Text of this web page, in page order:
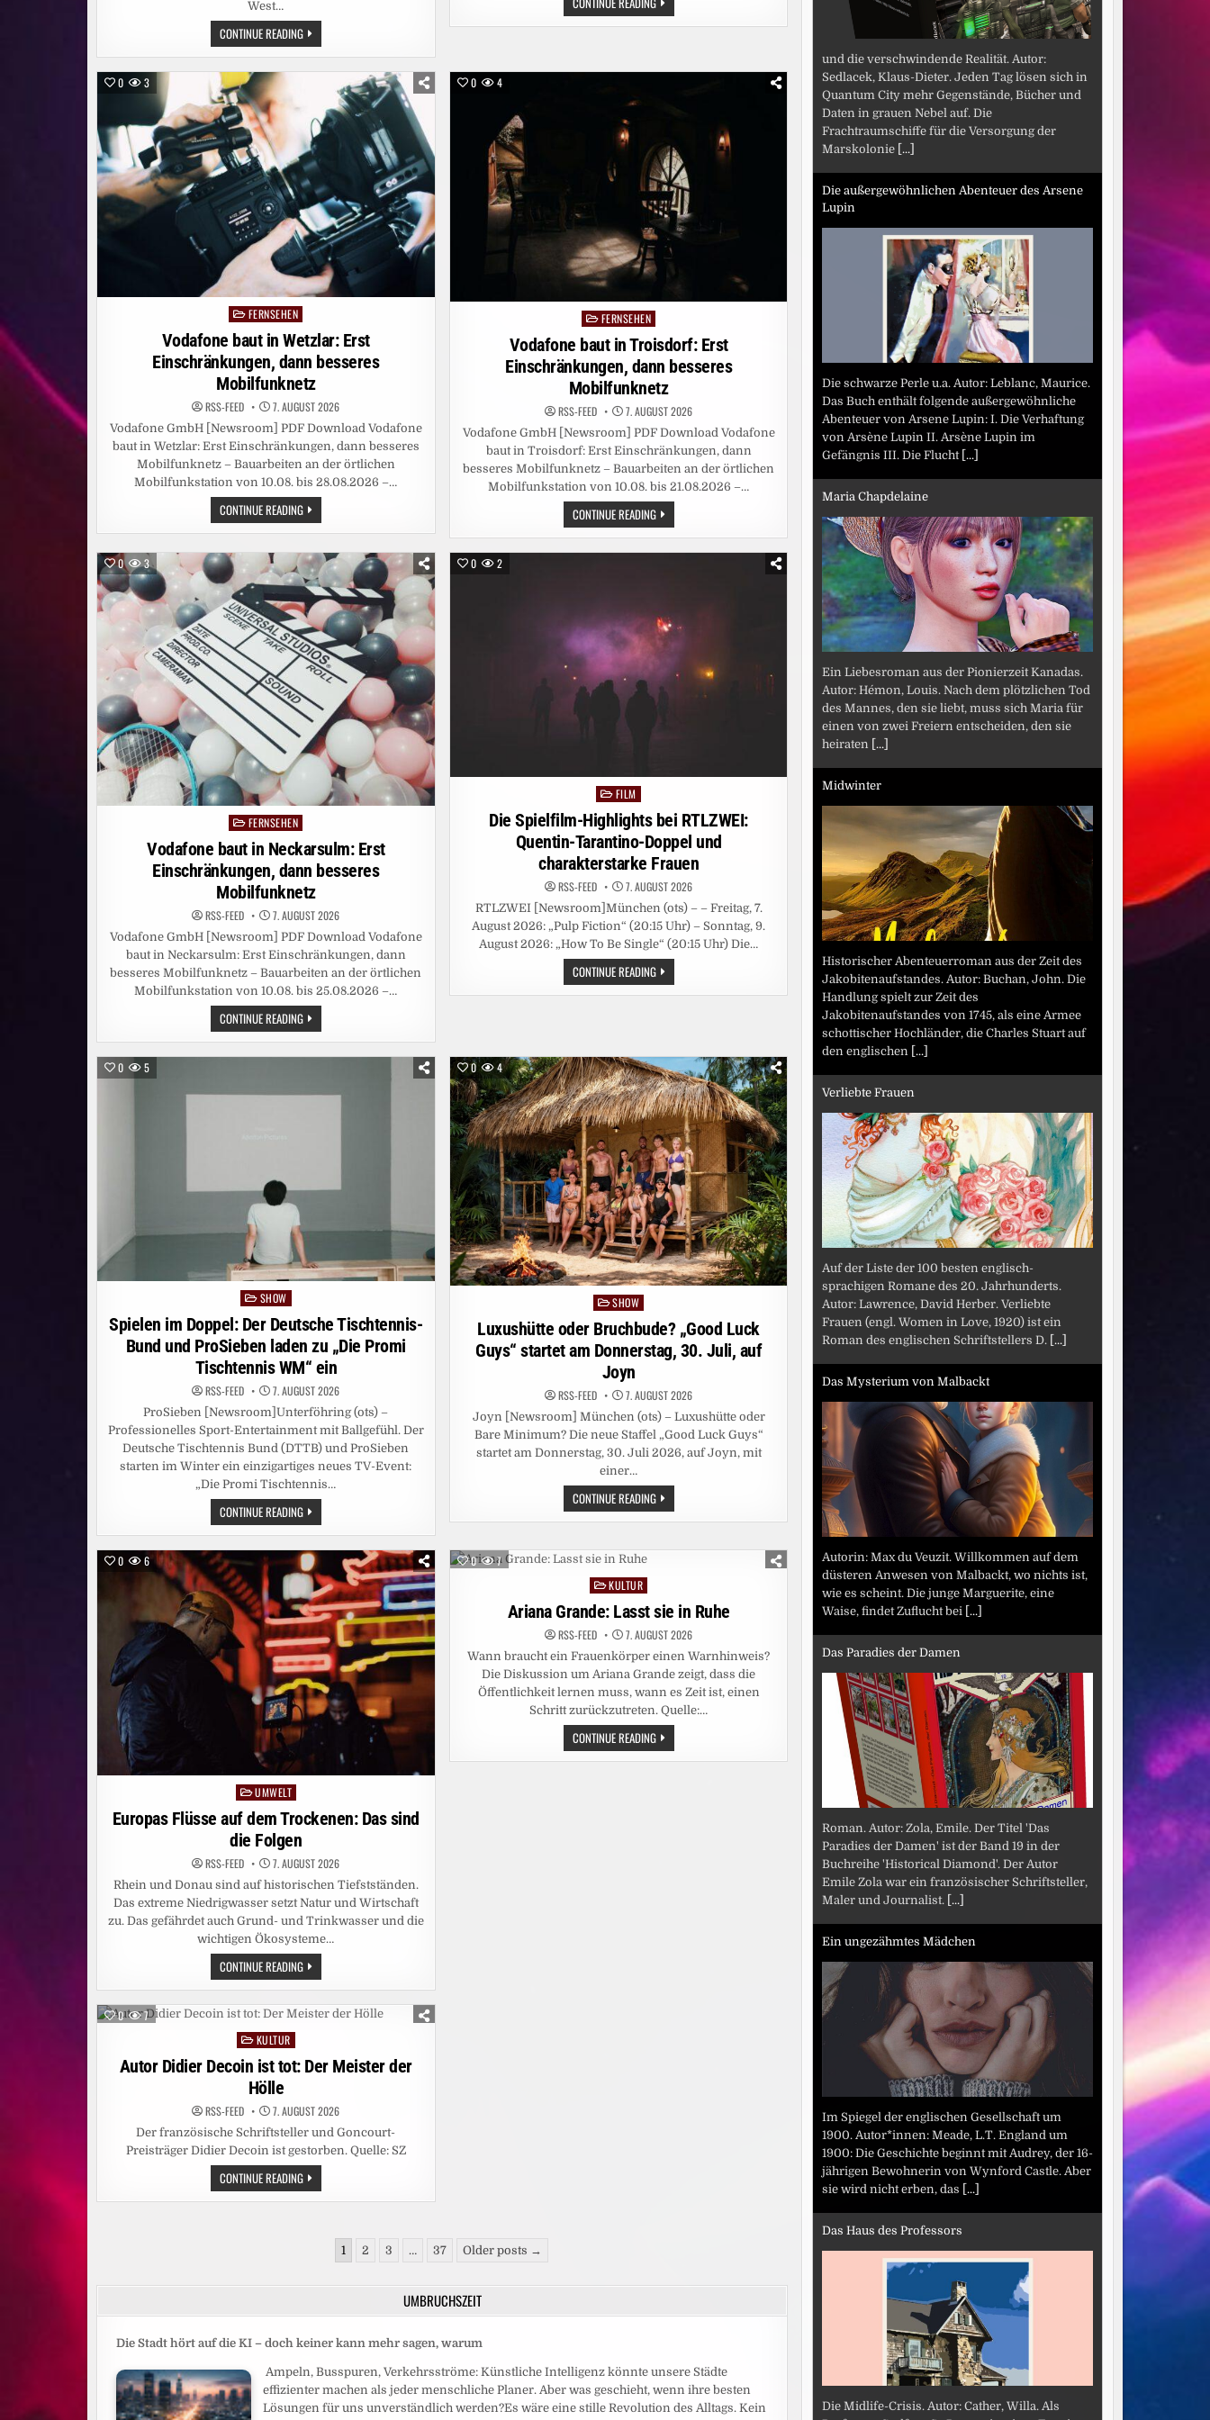
West…
CONTINUE READINGSIENNA
MILLER
UND
DOMINIC
OKTOBER
DEN
CAST
DER
SKY
ORIGINAL
SERIE
„WAR“
AN
BAUT
IN
DANN
0 3
Posted
in
FERNSEHEN
Vodafone baut in Wetzlar: Erst
Einschränkungen, dann besseres
Mobilfunknetz
RSS-FEED 7. AUGUST 2026
Vodafone GmbH [Newsroom] PDF Download Vodafone
baut in Wetzlar: Erst Einschränkungen, dann besseres
Mobilfunknetz – Bauarbeiten an der örtlichen
Mobilfunkstation von 10.08. bis 28.08.2026 –…
CONTINUE READINGVODAFONE
BAUT
IN
ERST
EINSCHRÄNKUNGEN,
DANN
BESSERES
MOBILFUNKNETZ
0 4
Posted
in
FERNSEHEN
Vodafone baut in Troisdorf: Erst
Einschränkungen, dann besseres
Mobilfunknetz
RSS-FEED 7. AUGUST 2026
Vodafone GmbH [Newsroom] PDF Download Vodafone
baut in Troisdorf: Erst Einschränkungen, dann
besseres Mobilfunknetz – Bauarbeiten an der örtlichen
Mobilfunkstation von 10.08. bis 21.08.2026 –…
CONTINUE READINGVODAFONE
BAUT
IN
0 3
PostedFERNSEHEN
Vodafone baut in Neckarsulm: Erst
Einschränkungen, dann besseres
Mobilfunknetz
RSS-FEED 7. AUGUST 2026
Vodafone GmbH [Newsroom] PDF Download Vodafone
baut in Neckarsulm: Erst Einschränkungen, dann
besseres Mobilfunknetz – Bauarbeiten an der örtlichen
Mobilfunkstation von 10.08. bis 25.08.2026 –…
CONTINUE READINGVODAFONE
BAUT
IN
BESSERES
0 2
Posted
in
FILM
Die Spielfilm-Highlights bei RTLZWEI:
Quentin-Tarantino-Doppel und
charakterstarke Frauen
RSS-FEED 7. AUGUST 2026
RTLZWEI [Newsroom]München (ots) – – Freitag, 7.
August 2026: „Pulp Fiction“ (20:15 Uhr) – Sonntag, 9.
August 2026: „How To Be Single“ (20:15 Uhr) Die…
CONTINUE READINGDIE
SPIELFILM-
HIGHLIGHTS
DOPPEL
UND
CHARAKTERSTARKE
FRAUEN
0 5
Posted
in
SHOW
Spielen im Doppel: Der Deutsche Tischtennis-
Bund und ProSieben laden zu „Die Promi
Tischtennis WM“ ein
RSS-FEED 7. AUGUST 2026
ProSieben [Newsroom]Unterföhring (ots) –
Professionelles Sport-Entertainment mit Ballgefühl. Der
Deutsche Tischtennis Bund (DTTB) und ProSieben
starten im Winter ein einzigartiges neues TV-Event:
„Die Promi Tischtennis…
CONTINUE READINGSPIELEN
IM
DOPPEL:
DER
DEUTSCHE
TISCHTENNIS-
BUND
UND
PROSIEBEN
LADEN
ZU
„DIE
PROMI
TISCHTENNIS
WM“
EIN
0 4
Posted
in
SHOW
Luxushütte oder Bruchbude? „Good Luck
Guys“ startet am Donnerstag, 30. Juli, auf
Joyn
RSS-FEED 7. AUGUST 2026
Joyn [Newsroom] München (ots) – Luxushütte oder
Bare Minimum? Die neue Staffel „Good Luck Guys“
startet am Donnerstag, 30. Juli 2026, auf Joyn, mit
einer…
CONTINUE READINGLUXUSHÜTTE
ODER
BRUCHBUDE?
GUYS“
30.
JULI,
AUF
JOYN
0 6
Posted
in
UMWELT
Europas Flüsse auf dem Trockenen: Das sind
die Folgen
RSS-FEED 7. AUGUST 2026
Rhein und Donau sind auf historischen Tiefstständen.
Das extreme Niedrigwasser setzt Natur und Wirtschaft
zu. Das gefährdet auch Grund- und Trinkwasser und die
wichtigen Ökosysteme…
CONTINUE READINGEUROPAS
FLÜSSE
AUF
DEM
TROCKENEN:
FOLGEN
0 7
Posted
in
KULTUR
Ariana Grande: Lasst sie in Ruhe
RSS-FEED 7. AUGUST 2026
Wann braucht ein Frauenkörper einen Warnhinweis?
Die Diskussion um Ariana Grande zeigt, dass die
Öffentlichkeit lernen muss, wann es Zeit ist, einen
Schritt zurückzutreten. Quelle:…
CONTINUE READINGARIANA
GRANDE:
LASST
0 7
Posted
in
KULTUR
Autor Didier Decoin ist tot: Der Meister der
Hölle
RSS-FEED 7. AUGUST 2026
Der französische Schriftsteller und Goncourt-
Preisträger Didier Decoin ist gestorben. Quelle: SZ
CONTINUE READINGAUTOR
DIDIER
DECOIN
Seitennummerierung1 2 3 … 37 Older posts →
UMBRUCHSZEIT
Die Stadt hört auf die KI – doch keiner kann mehr sagen, warum
Ampeln, Busspuren, Verkehrsströme: Künstliche Intelligenz könnte unsere Städte
effizienter machen als jeder menschliche Planer. Aber was geschieht, wenn ihre besten
Lösungen für uns unverständlich werden?Es wäre eine stille Revolution des Alltags. Kein
und die verschwindende Realität. Autor:
Sedlacek, Klaus-Dieter. Jeden Tag lösen sich in
Quantum City mehr Gegenstände, Bücher und
Daten in grauen Nebel auf. Die
Frachtraumschiffe für die Versorgung der
Marskolonie [...]
Die außergewöhnlichen Abenteuer des Arsene
Lupin
Die schwarze Perle u.a. Autor: Leblanc, Maurice.
Das Buch enthält folgende außergewöhnliche
Abenteuer von Arsene Lupin: I. Die Verhaftung
von Arsène Lupin II. Arsène Lupin im
Gefängnis III. Die Flucht [...]
Maria Chapdelaine
Ein Liebesroman aus der Pionierzeit Kanadas.
Autor: Hémon, Louis. Nach dem plötzlichen Tod
des Mannes, den sie liebt, muss sich Maria für
einen von zwei Freiern entscheiden, den sie
heiraten [...]
Midwinter
Historischer Abenteuerroman aus der Zeit des
Jakobitenaufstandes. Autor: Buchan, John. Die
Handlung spielt zur Zeit des
Jakobitenaufstandes von 1745, als eine Armee
schottischer Hochländer, die Charles Stuart auf
den englischen [...]
Verliebte Frauen
Auf der Liste der 100 besten englisch-
sprachigen Romane des 20. Jahrhunderts.
Autor: Lawrence, David Herber. Verliebte
Frauen (engl. Women in Love, 1920) ist ein
Roman des englischen Schriftstellers D. [...]
Das Mysterium von Malbackt
Autorin: Max du Veuzit. Willkommen auf dem
düsteren Anwesen von Malbackt, wo nichts ist,
wie es scheint. Die junge Marguerite, eine
Waise, findet Zuflucht bei [...]
Das Paradies der Damen
Roman. Autor: Zola, Emile. Der Titel 'Das
Paradies der Damen' ist der Band 19 in der
Buchreihe 'Historical Diamond'. Der Autor
Emile Zola war ein französischer Schriftsteller,
Maler und Journalist. [...]
Ein ungezähmtes Mädchen
Im Spiegel der englischen Gesellschaft um
1900. Autor*innen: Meade, L.T. England um
1900: Die Geschichte beginnt mit Audrey, der 16-
jährigen Bewohnerin von Wynford Castle. Aber
sie wird nicht erben, das [...]
Das Haus des Professors
Die Midlife-Crisis. Autor: Cather, Willa. Als